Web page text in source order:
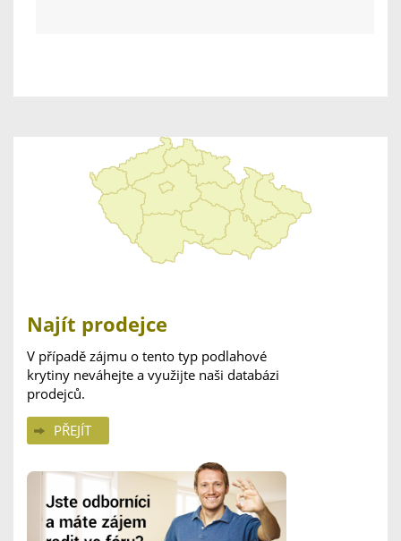
Najít prodejce
V případě zájmu o tento typ podlahové
krytiny neváhejte a využijte naši databázi
prodejců.
PŘEJÍT